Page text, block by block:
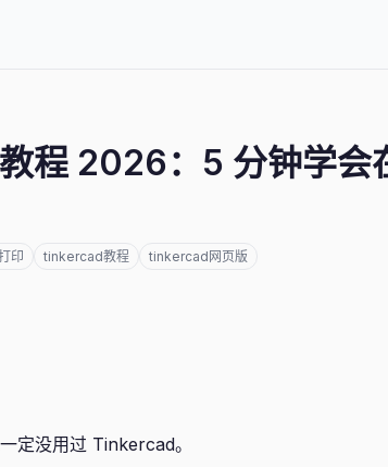
程 2026：5 分钟学会
印 tinkercad教程 tinkercad网页版
定没用过 Tinkercad。